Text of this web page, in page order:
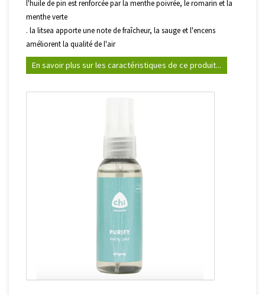
l'huile de pin est renforcée par la menthe poivrée, le romarin et la
menthe verte
. la litsea apporte une note de fraîcheur, la sauge et l'encens
améliorent la qualité de l'air
En savoir plus sur les caractéristiques de ce produit...